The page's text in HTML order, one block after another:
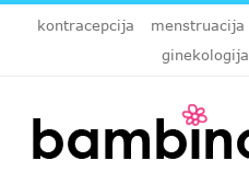
kontracepcija menstruacija
ginekologija